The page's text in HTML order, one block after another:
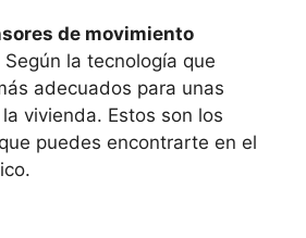
de movimiento
Según la tecnología que
adecuados para unas
vivienda. Estos son los
puedes encontrarte en el